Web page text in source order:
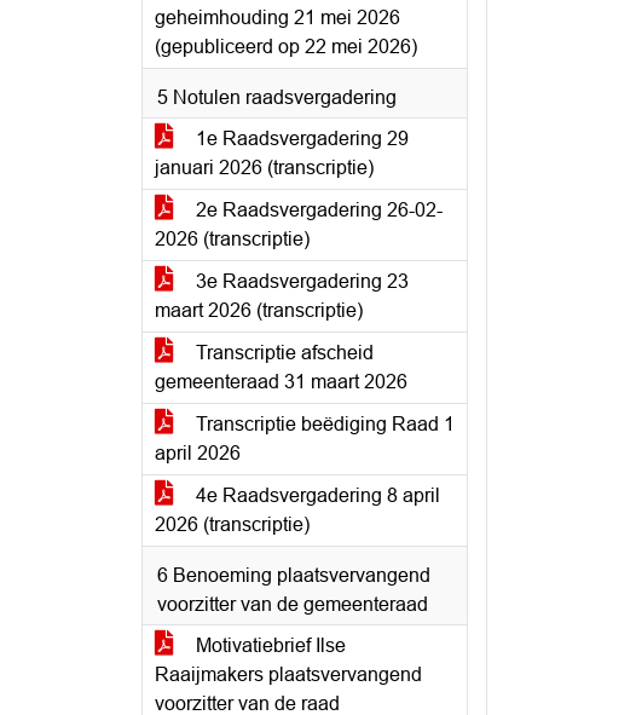
geheimhouding 21 mei 2026
(gepubliceerd op 22 mei 2026)
5 Notulen raadsvergadering
1e Raadsvergadering 29
januari 2026 (transcriptie)
2e Raadsvergadering 26-02-
2026 (transcriptie)
3e Raadsvergadering 23
maart 2026 (transcriptie)
Transcriptie afscheid
gemeenteraad 31 maart 2026
Transcriptie beëdiging Raad 1
april 2026
4e Raadsvergadering 8 april
2026 (transcriptie)
6 Benoeming plaatsvervangend
voorzitter van de gemeenteraad
Motivatiebrief Ilse
Raaijmakers plaatsvervangend
voorzitter van de raad